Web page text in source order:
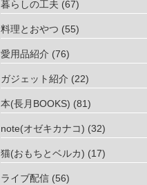
暮らしの工夫 (67)
料理とおやつ (55)
愛用品紹介 (76)
ガジェット紹介 (22)
本(長月BOOKS) (81)
note(オゼキカナコ) (32)
猫(おもちとベルカ) (17)
ライブ配信 (56)